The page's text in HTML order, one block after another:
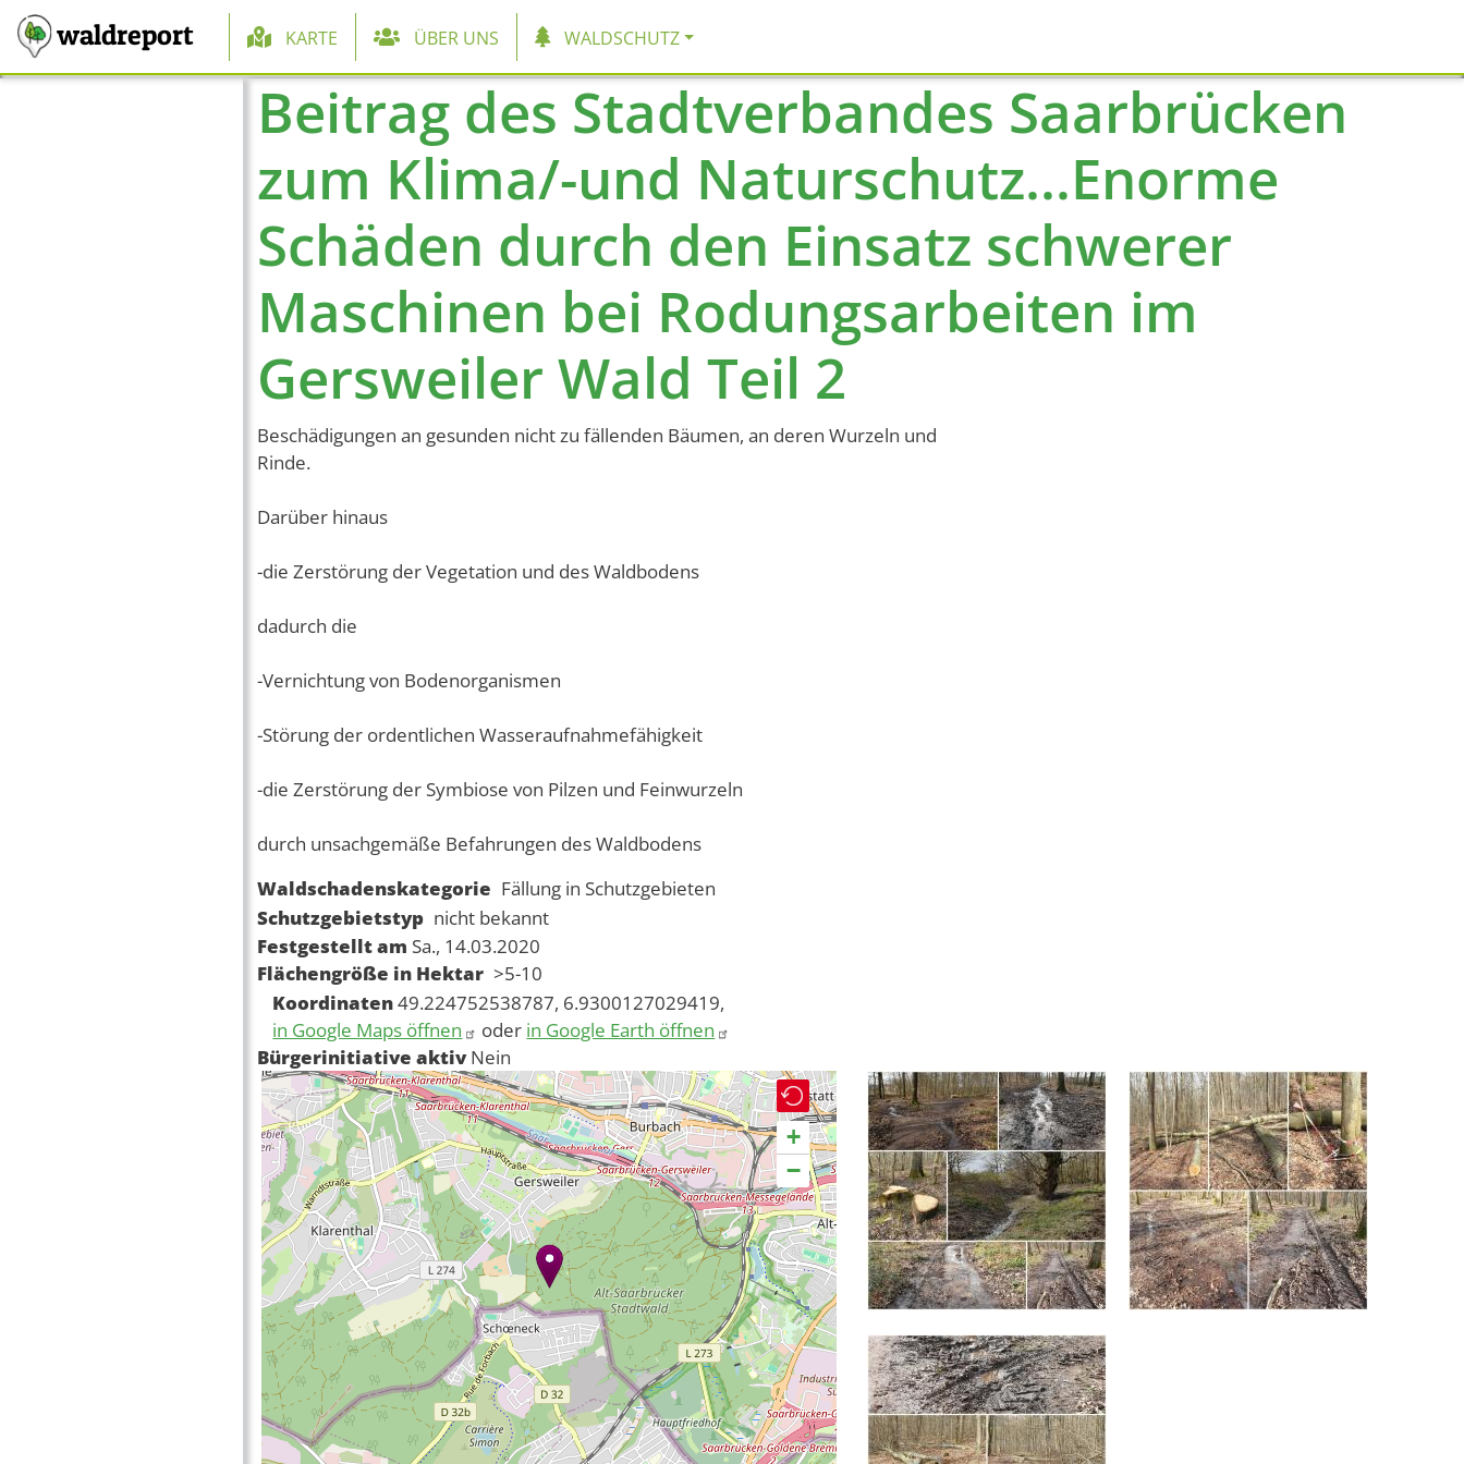
waldreport Hauptnavigation
KARTE ÜBER UNS WALDSCHUTZ
Beitrag des Stadtverbandes Saarbrücken
zum Klima/-und Naturschutz...Enorme
Schäden durch den Einsatz schwerer
Maschinen bei Rodungsarbeiten im
Gersweiler Wald Teil 2
Beschädigungen an gesunden nicht zu fällenden Bäumen, an deren Wurzeln und
Rinde.
Darüber hinaus
-die Zerstörung der Vegetation und des Waldbodens
dadurch die
-Vernichtung von Bodenorganismen
-Störung der ordentlichen Wasseraufnahmefähigkeit
-die Zerstörung der Symbiose von Pilzen und Feinwurzeln
durch unsachgemäße Befahrungen des Waldbodens
Waldschadenskategorie Fällung in Schutzgebieten
Schutzgebietstyp nicht bekannt
Festgestellt am Sa., 14.03.2020
Flächengröße in Hektar >5-10
Koordinaten49.224752538787, 6.9300127029419,
in Google Maps öffnen
oder in Google Earth öffnen
Bürgerinitiative aktiv Nein
+
−